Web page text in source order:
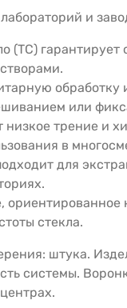
и
(ТС)
обработку
или
трение и
в
для
стекла.
штука.
системы.